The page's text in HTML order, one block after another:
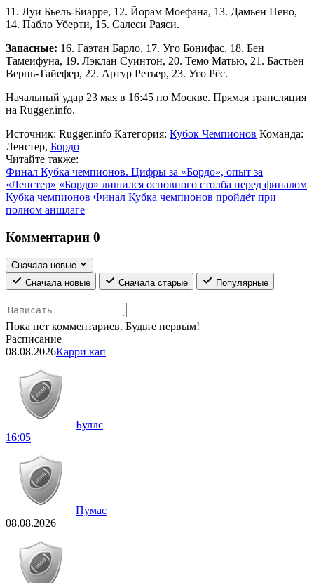
11. Луи Бьель-Биарре, 12. Йорам Моефана, 13. Дамьен Пено,
14. Пабло Уберти, 15. Салеси Раяси.
Запасные: 16. Гаэтан Барло, 17. Уго Бонифас, 18. Бен
Тамеифуна, 19. Лэклан Суинтон, 20. Темо Матью, 21. Бастьен
Вернь-Тайефер, 22. Артур Ретьер, 23. Уго Рёс.
Начальный удар 23 мая в 16:45 по Москве. Прямая трансляция
на Rugger.info.
Источник: Rugger.info Категория: Кубок Чемпионов Команда:
Ленстер, Бордо
Читайте также:
Финал Кубка чемпионов. Цифры за «Бордо», опыт за
«Ленстер» «Бордо» лишился основного столба перед финалом
Кубка чемпионов Финал Кубка чемпионов пройдёт при
полном аншлаге
Комментарии 0
Сначала новые
Сначала новые
Сначала старые Популярные
Пока нет комментариев. Будьте первым!
Расписание
08.08.2026Карри кап
Буллс
16:05
Пумас
08.08.2026